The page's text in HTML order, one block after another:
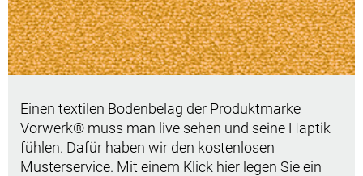
Muster bestellen
Einen textilen Bodenbelag der Produktmarke
Vorwerk® muss man live sehen und seine Haptik
fühlen. Dafür haben wir den kostenlosen
Musterservice. Mit einem Klick hier legen Sie ein